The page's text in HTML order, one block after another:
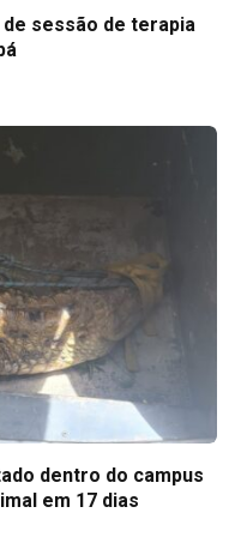
sessão de terapia
dentro do campus
em 17 dias